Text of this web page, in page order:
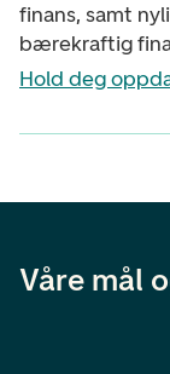
finans, samt
bærekraftig
Hold deg
Våre mål